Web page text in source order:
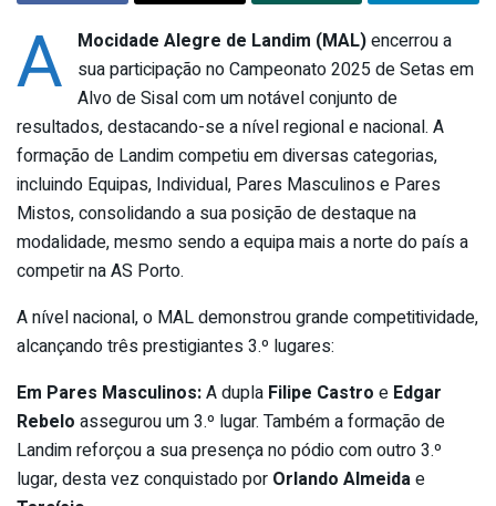
A Mocidade Alegre de Landim (MAL)encerrou a
sua participação no Campeonato 2025 de Setas em
Alvo de Sisal com um notável conjunto de
resultados, destacando-se a nível regional e nacional. A
formação de Landim competiu em diversas categorias,
incluindo Equipas, Individual, Pares Masculinos e Pares
Mistos, consolidando a sua posição de destaque na
modalidade, mesmo sendo a equipa mais a norte do país a
competir na AS Porto.
A nível nacional, o MAL demonstrou grande competitividade,
alcançando três prestigiantes 3.º lugares:
Em Pares Masculinos:A dupla Filipe Castro e Edgar
Rebelo assegurou um 3.º lugar. Também a formação de
Landim reforçou a sua presença no pódio com outro 3.º
lugar, desta vez conquistado por Orlando Almeidae